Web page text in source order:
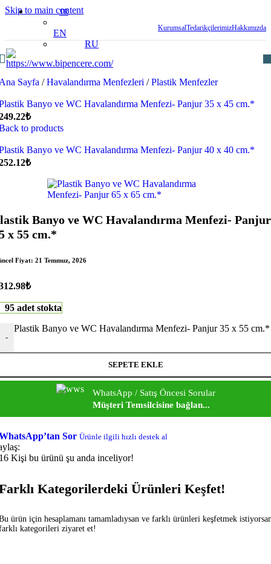
Skip to main content
TR
EN
RU
KurumsalTedarikçilerimizHakkımızda
Sayfa / Havalandırma Menfezleri / Plastik Menfezler
Banyo ve WC Havalandırma Menfezi- Panjur 35 x 45 cm.*
₺
to products
Banyo ve WC Havalandırma Menfezi- Panjur 40 x 40 cm.*
₺
Banyo ve WC Havalandırma Menfezi- Panjur
x 55 cm.*
Fiyat: 21 Temmuz, 2026
₺
95 adet stokta
-
Plastik Banyo ve WC Havalandırma Menfezi- Panjur 35 x 55 cm.*
SEPETE EKLE
WhatsApp / Satış Öncesi Sorular
Müşteri Temsilcisine bağlan...
Sor Ürünle ilgili hızlı destek al
Kişi bu ürünü şu anda inceliyor!
Kategorilerdeki Ürünleri Keşfet!
ürün için hesaplamanı tamamladıysan ve farklı ürünleri keşfetmek
kategorileri ziyaret et!